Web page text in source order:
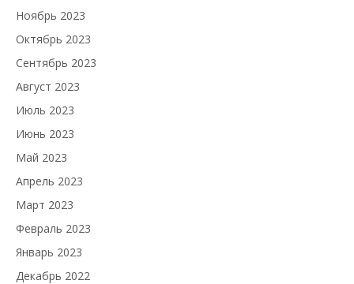
Ноябрь 2023
Октябрь 2023
Сентябрь 2023
Август 2023
Июль 2023
Июнь 2023
Май 2023
Апрель 2023
Март 2023
Февраль 2023
Январь 2023
Декабрь 2022